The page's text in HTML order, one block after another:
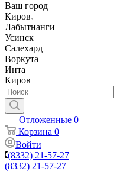
Ваш город
Киров
Лабытнанги
Усинск
Салехард
Воркута
Инта
Киров
Отложенные 0
Корзина 0
Войти
(8332) 21-57-27
(8332) 21-57-27